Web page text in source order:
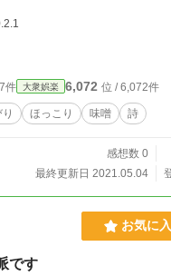
。 2020.2.1
件 大衆娯楽 6,072 位 / 6,072件
ほっこり 味噌 詩
感想数 0
最終更新日 2021.05.04
お気に
です